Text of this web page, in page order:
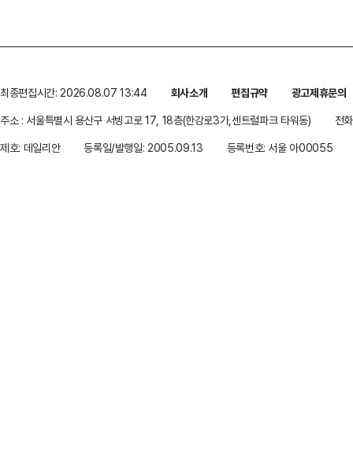
최종편집시간: 2026.08.07 13:44 회사소개 편집규약
광고제휴문의
주소 : 서울특별시 용산구 서빙고로 17, 18층(한강로3가,센트럴파크 타워동)
전
제호: 데일리안
등록일/발행일: 2005.09.13 등록번호: 서울 아00055